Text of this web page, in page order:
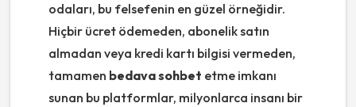
odaları, bu felsefenin en güzel örneğidir.
Hiçbir ücret ödemeden, abonelik satın
almadan veya kredi kartı bilgisi vermeden,
tamamen bedava sohbet etme imkanı
sunan bu platformlar, milyonlarca insanı bir